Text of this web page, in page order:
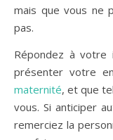
mais que vous ne
pas.
Répondez à votre
présenter votre
maternité, et que
vous. Si anticiper
remerciez la